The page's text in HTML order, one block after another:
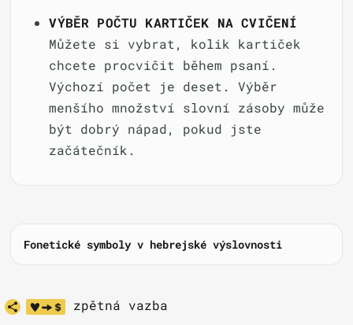
VÝBĚR POČTU KARTIČEK NA CVIČENÍ
Můžete si vybrat, kolik kartiček
chcete procvičit během psaní.
Výchozí počet je deset. Výběr
menšího množství slovní zásoby může
být dobrý nápad, pokud jste
začátečník.
Fonetické symboly v hebrejské výslovnosti
zpětná vazba